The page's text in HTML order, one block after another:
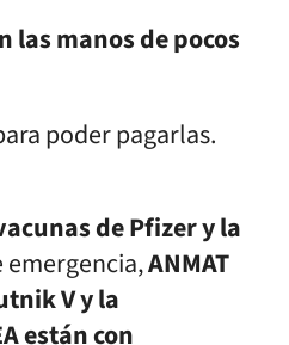
las manos de pocos
poder pagarlas.
de Pfizer y la
ANMAT
V y la
están con